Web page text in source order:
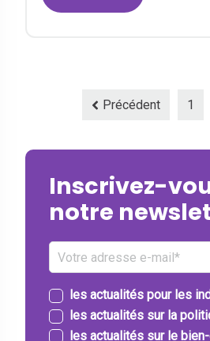
Précédent 1
Inscrivez-
notre
les actualités pour les
les actualités sur la
les actualités sur le